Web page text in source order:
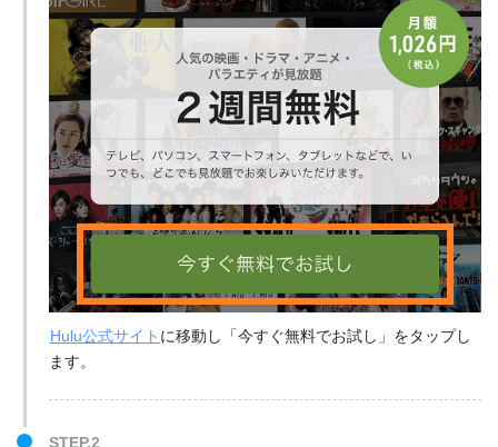
Hulu公式サイト に移動し「今すぐ無料でお試し」をタップし
ます。
STEP.2